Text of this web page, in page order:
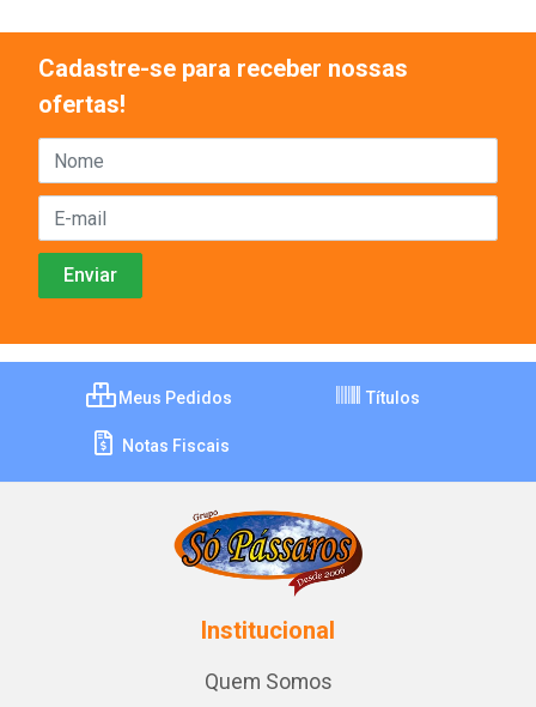
Cadastre-se para receber nossas
ofertas!
Meus Pedidos Títulos
Notas Fiscais
Institucional
Quem Somos